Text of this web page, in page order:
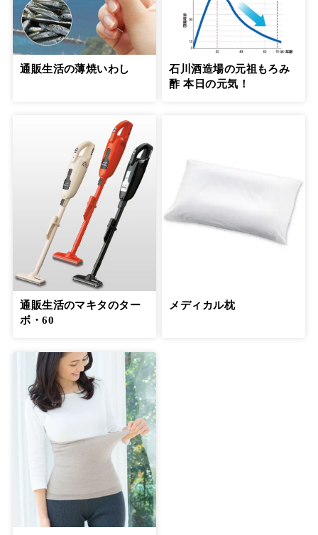
通販生活の薄焼いわし
石川酒造場の元祖もろみ
酢 本日の元気！
通販生活のマキタのター
ボ・60
メディカル枕